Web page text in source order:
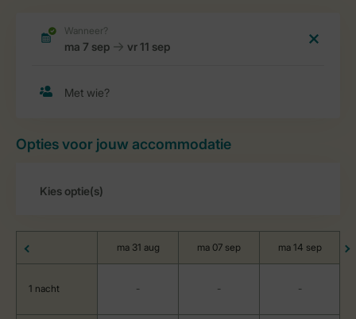
Opties voor jouw accommodatie
ma 31 aug ma 07 sep ma 14 sep
1 nacht - - -